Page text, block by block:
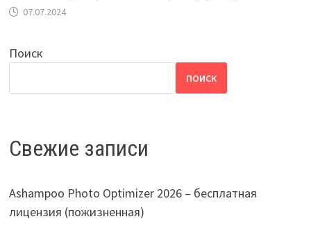
07.07.2024
Поиск
ПОИСК
Свежие записи
Ashampoo Photo Optimizer 2026 – бесплатная
лицензия (пожизненная)